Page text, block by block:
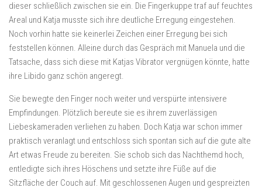
dieser schließlich zwischen sie ein. Die Fingerkuppe traf auf feuchtes
Areal und Katja musste sich ihre deutliche Erregung eingestehen.
Noch vorhin hatte sie keinerlei Zeichen einer Erregung bei sich
feststellen können. Alleine durch das Gespräch mit Manuela und die
Tatsache, dass sich diese mit Katjas Vibrator vergnügen könnte, hatte
ihre Libido ganz schön angeregt.
Sie bewegte den Finger noch weiter und verspürte intensivere
Empfindungen. Plötzlich bereute sie es ihrem zuverlässigen
Liebeskameraden verliehen zu haben. Doch Katja war schon immer
praktisch veranlagt und entschloss sich spontan sich auf die gute alte
Art etwas Freude zu bereiten. Sie schob sich das Nachthemd hoch,
entledigte sich ihres Höschens und setzte ihre Füße auf die
Sitzfläche der Couch auf. Mit geschlossenen Augen und gespreizten